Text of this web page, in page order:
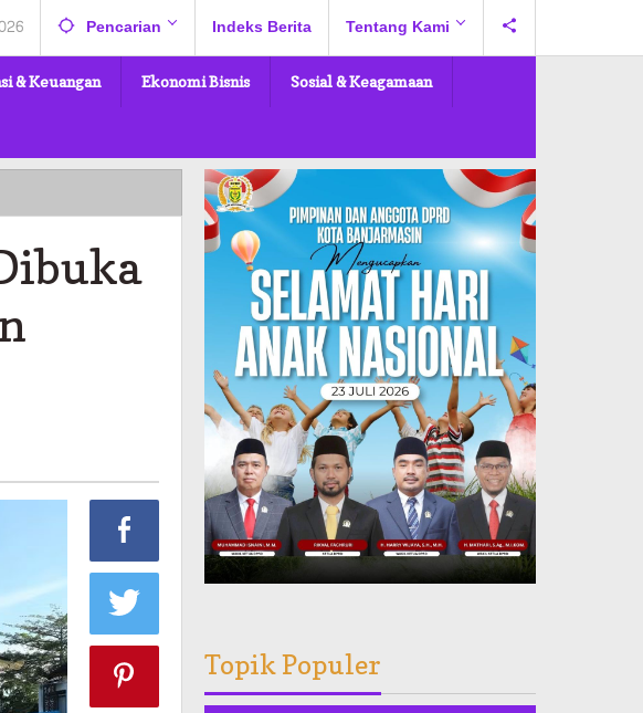
Pencarian Indeks Berita Tentang Kami
& Keuangan Ekonomi Bisnis Sosial & Keagamaan
Topik Populer